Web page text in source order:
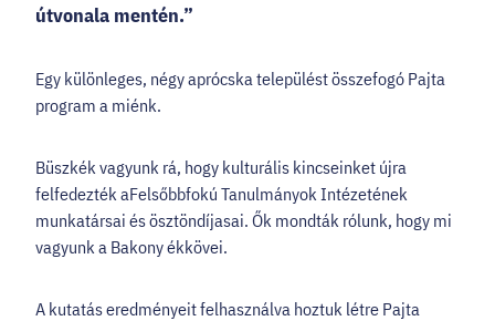
útvonala mentén.”
Egy különleges, négy aprócska települést összefogó Pajta
program a miénk.
Büszkék vagyunk rá, hogy kulturális kincseinket újra
felfedezték aFelsőbbfokú Tanulmányok Intézetének
munkatársai és ösztöndíjasai. Ők mondták rólunk, hogy mi
vagyunk a Bakony ékkövei.
A kutatás eredményeit felhasználva hoztuk létre Pajta